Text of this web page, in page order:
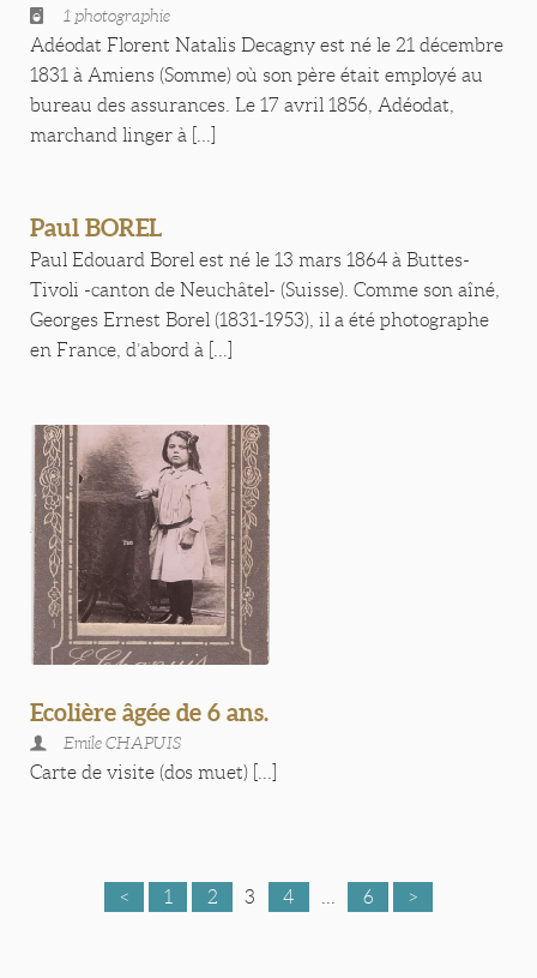
1 photographie
Adéodat Florent Natalis Decagny est né le 21 décembre
1831 à Amiens (Somme) où son père était employé au
bureau des assurances. Le 17 avril 1856, Adéodat,
marchand linger à [...]
Paul BOREL
Paul Edouard Borel est né le 13 mars 1864 à Buttes-
Tivoli -canton de Neuchâtel- (Suisse). Comme son aîné,
Georges Ernest Borel (1831-1953), il a été photographe
en France, d’abord à [...]
Ecolière âgée de 6 ans.
Emile CHAPUIS
Carte de visite (dos muet) [...]
< 1 2 3 4 6 >